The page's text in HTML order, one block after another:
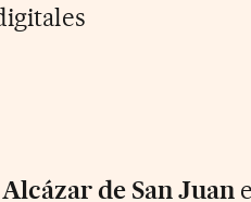
Alcázar de San Juan